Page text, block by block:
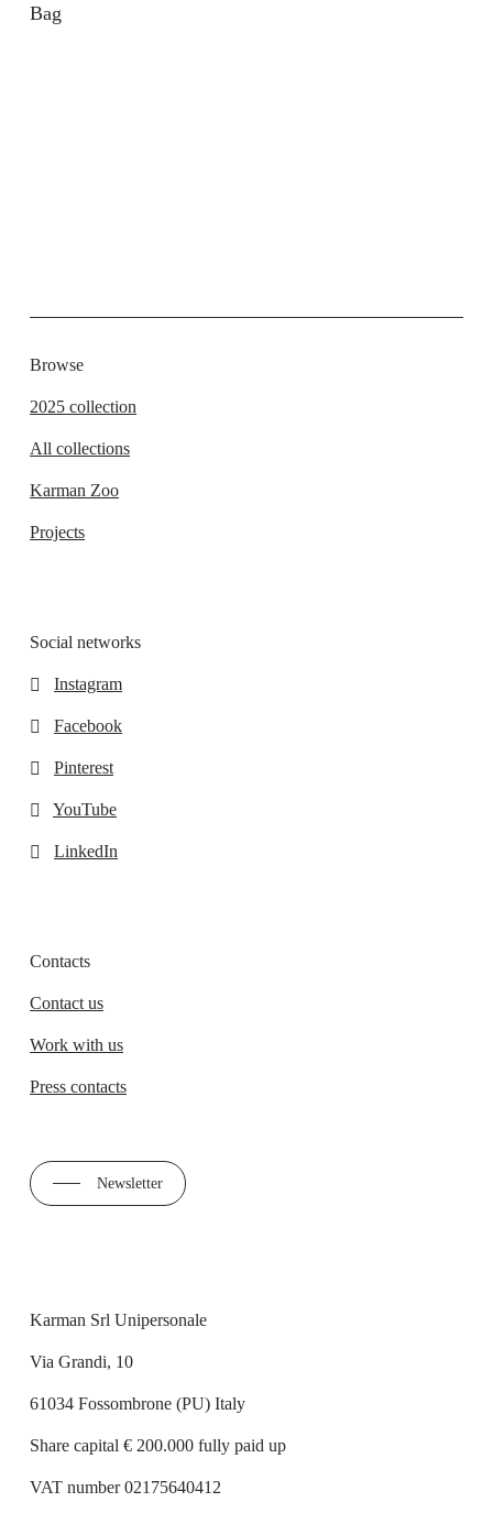
Bag
Browse
2025 collection
All collections
Karman Zoo
Projects
Social networks
Instagram
Facebook
Pinterest
YouTube
LinkedIn
Contacts
Contact us
Work with us
Press contacts
Newsletter
Karman Srl Unipersonale
Via Grandi, 10
61034 Fossombrone (PU) Italy
Share capital € 200.000 fully paid up
VAT number 02175640412